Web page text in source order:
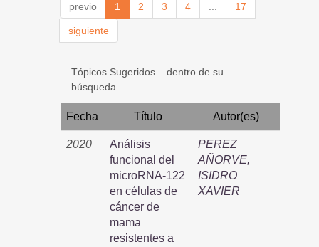
previo 1 2 3 4 17
siguiente
Tópicos Sugeridos... dentro de su
búsqueda.
Fecha Título Autor(es)
2020
Análisis
funcional del
microRNA-122
en células de
cáncer de
mama
resistentes a
PEREZ
AÑORVE,
ISIDRO
XAVIER